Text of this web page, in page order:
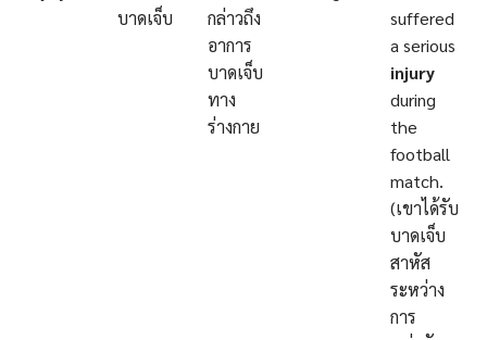
บาดเจ็บ
กล่าวถึง
อาการ
บาดเจ็บ
ทาง
ร่างกาย
suffered
a serious
injury
during
the
football
match.
(เขาได้รับ
บาดเจ็บ
สาหัส
ระหว่าง
การ